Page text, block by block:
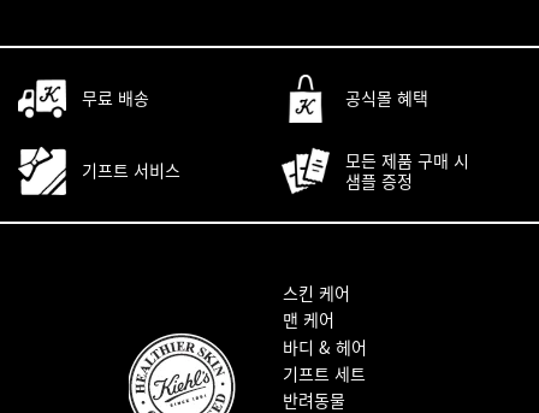
무료 배송 공식몰 혜택
기프트 서비스
모든 제품 구매 시
샘플 증정
스킨 케어
맨 케어
바디 & 헤어
기프트 세트
반려동물